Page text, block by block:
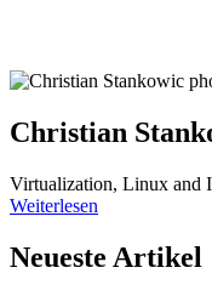
Christian
Virtualization, Linux and
Weiterlesen
Neueste Artikel